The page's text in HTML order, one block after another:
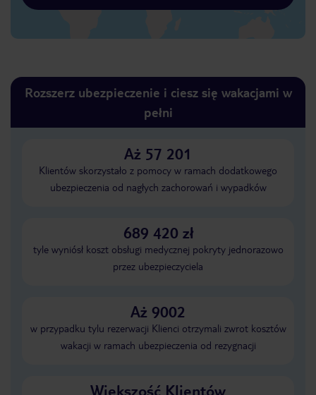
Rozszerz ubezpieczenie i ciesz się wakacjami w
pełni
Aż 57 201
Klientów skorzystało z pomocy w ramach dodatkowego
ubezpieczenia od nagłych zachorowań i wypadków
689 420 zł
tyle wyniósł koszt obsługi medycznej pokryty jednorazowo
przez ubezpieczyciela
Aż 9002
w przypadku tylu rezerwacji Klienci otrzymali zwrot kosztów
wakacji w ramach ubezpieczenia od rezygnacji
Większość Klientów